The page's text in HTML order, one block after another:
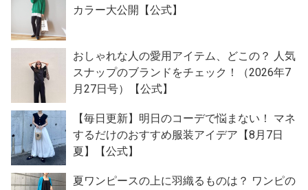
カラー大公開【公式】
おしゃれな人の愛用アイテム、どこの？ 人気
スナップのブランドをチェック！（2026年7
月27日号）【公式】
【毎日更新】明日のコーデで悩まない！ マネ
するだけのおすすめ服装アイデア【8月7日
夏】【公式】
夏ワンピースの上に羽織るものは？ ワンピの